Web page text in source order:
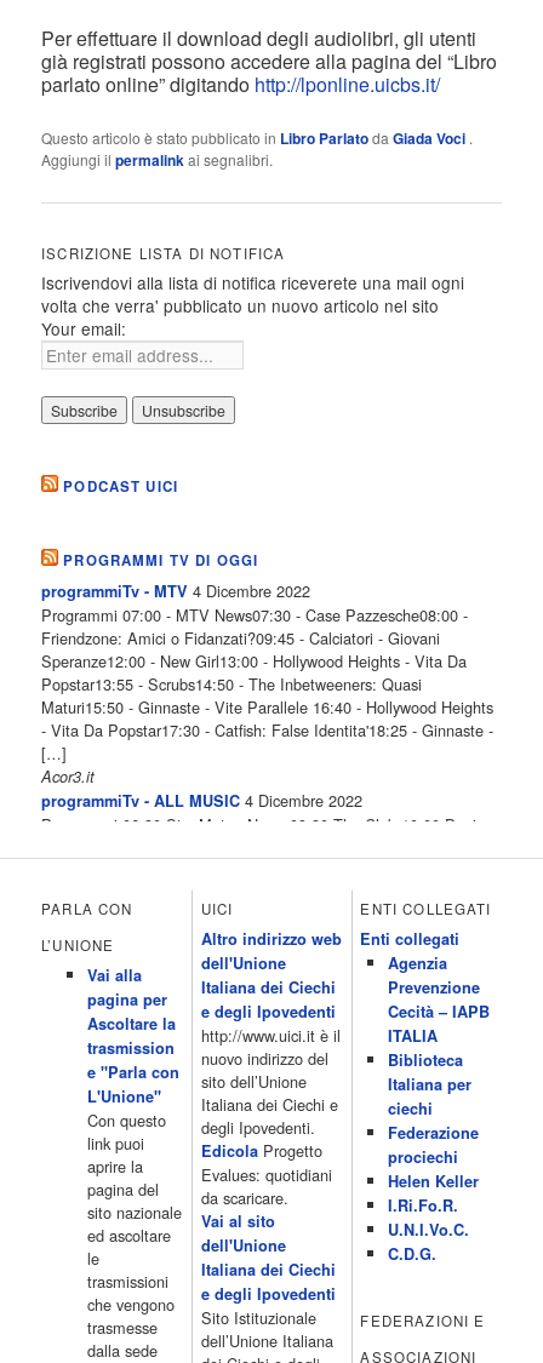
Per effettuare il download degli audiolibri, gli utenti
già registrati possono accedere alla pagina del “Libro
parlato online” digitando http://lponline.uicbs.it/
Questo articolo è stato pubblicato in Libro ParlatodaGiada Voci .
Aggiungi ilpermalinkai segnalibri.
ISCRIZIONE LISTA DI NOTIFICA
Iscrivendovi alla lista di notifica riceverete una mail ogni
volta che verra' pubblicato un nuovo articolo nel sito
Your email:
PODCAST UICI
PROGRAMMI TV DI OGGI
programmiTv - MTV 4 Dicembre 2022
Programmi 07:00 - MTV News07:30 - Case Pazzesche08:00 -
Friendzone: Amici o Fidanzati?09:45 - Calciatori - Giovani
Speranze12:00 - New Girl13:00 - Hollywood Heights - Vita Da
Popstar13:55 - Scrubs14:50 - The Inbetweeners: Quasi
Maturi15:50 - Ginnaste - Vite Parallele 16:40 - Hollywood Heights
- Vita Da Popstar17:30 - Catfish: False Identita'18:25 - Ginnaste -
[…]
Acor3.it
programmiTv - ALL MUSIC 4 Dicembre 2022
Programmi 06.30 Star.Meteo.News 09.30 The Club 10.00 Deejay
All News 16.05 Rotazione musicale 19.00 All News 19.05 The
Club 19.30 19.30 Human Guinea Pigs 20.00 Inbox 21.00 Code
Monkeys 21.30 Sons of Butcher […]
programmiTv - ITALIA 1 4 Dicembre 2022
Programmi 06.35 Cartoni Animati 09.05 Telefilm:Starsky & Hutch
10.10 Telefilm:Supercar 12.15 12.15 Secondo voi 12.25 Studio
Aperto 13.00 Studio Sport 13.40 Cartoni animati 14.30 I Simpson
15.00 Telefilm:Paso adelante 15.55 15.55 Telefilm:Wildfire 16.50
Cartoni animati 18.30 Studio Aperto 19.05 Don Luca c'� 19.35
19.35 Medici miei 20.05 Camera caf� 20.30 La ruota della
fortuna 21.10 […]
Acor3.it
programmiTv - LA 7
4 Dicembre 2022
Programmi 06:00 - Tg La7/meteo/oroscopo/traffico06:55 - Movie
Flash07:00 - Omnibus ? Rassegna stampa07:30 - Tg La707:50 -
Omnibus09:50 - Coffee Break11:00 - L?aria che tira12:25 - I
men� di Benedetta13:30 - Tg La714:00 - Tg La7 Cronache14:40 -
Telefilm: Le strade di San Francisco - Omicidio di primo grado -
Una scuola di paura 16:30 […]
PARLA CON
L’UNIONE
Vai alla
pagina per
Ascoltare la
trasmission
e "Parla con
L'Unione"
Con questo
link puoi
aprire la
pagina del
sito nazionale
ed ascoltare
le
trasmissioni
che vengono
trasmesse
dalla sede
UICI
Altro indirizzo web
dell'Unione
Italiana dei Ciechi
e degli Ipovedenti
http://www.uici.it è il
nuovo indirizzo del
sito dell’Unione
Italiana dei Ciechi e
degli Ipovedenti.
EdicolaProgetto
Evalues: quotidiani
da scaricare.
Vai al sito
dell'Unione
Italiana dei Ciechi
e degli Ipovedenti
Sito Istituzionale
dell’Unione Italiana
ENTI COLLEGATI
Enti collegati
Agenzia
Prevenzione
Cecità – IAPB
ITALIA
Biblioteca
Italiana per
ciechi
Federazione
prociechi
Helen Keller
I.Ri.Fo.R.
U.N.I.Vo.C.
C.D.G.
FEDERAZIONI E
ASSOCIAZIONI